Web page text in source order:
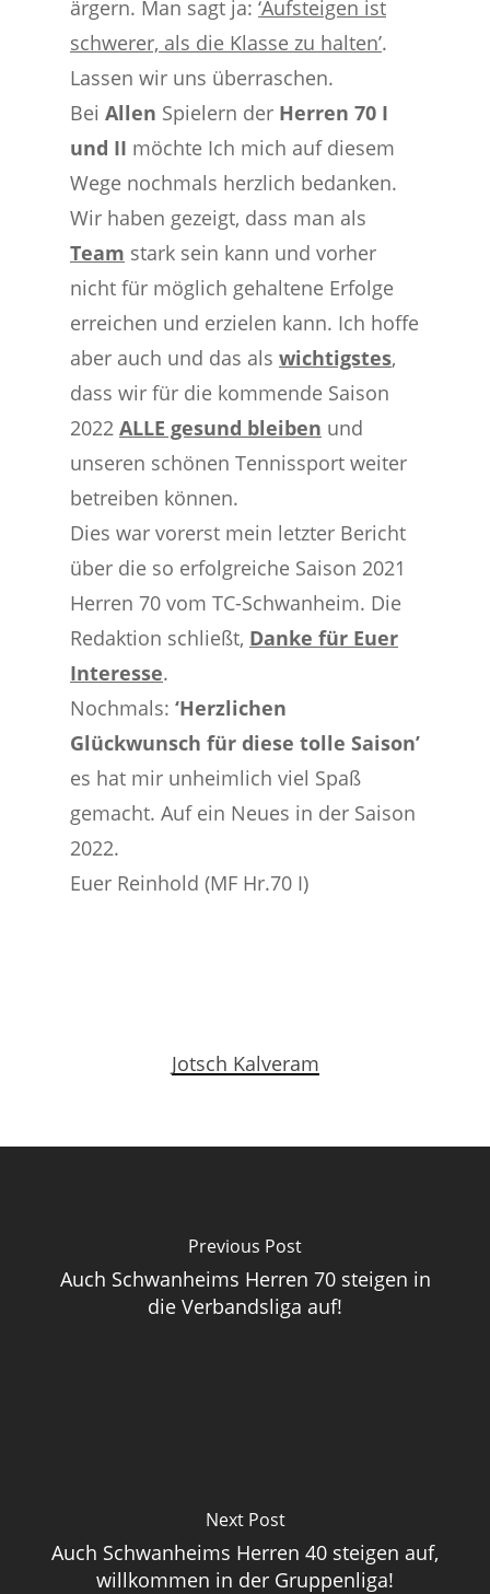
ärgern. Man sagt ja: ‘Aufsteigen ist
schwerer, als die Klasse zu halten’.
Lassen wir uns überraschen.
Bei Allen Spielern der Herren 70 I
und II möchte Ich mich auf diesem
Wege nochmals herzlich bedanken.
Wir haben gezeigt, dass man als
Team stark sein kann und vorher
nicht für möglich gehaltene Erfolge
erreichen und erzielen kann. Ich hoffe
aber auch und das als wichtigstes,
dass wir für die kommende Saison
2022 ALLE gesund bleiben und
unseren schönen Tennissport weiter
betreiben können.
Dies war vorerst mein letzter Bericht
über die so erfolgreiche Saison 2021
Herren 70 vom TC-Schwanheim. Die
Redaktion schließt, Danke für Euer
Interesse.
Nochmals: ‘Herzlichen
Glückwunsch für diese tolle Saison’
es hat mir unheimlich viel Spaß
gemacht. Auf ein Neues in der Saison
2022.
Euer Reinhold (MF Hr.70 I)
Jotsch Kalveram
Previous Post
Auch Schwanheims Herren 70 steigen in
die Verbandsliga auf!
Next Post
Auch Schwanheims Herren 40 steigen auf,
willkommen in der Gruppenliga!